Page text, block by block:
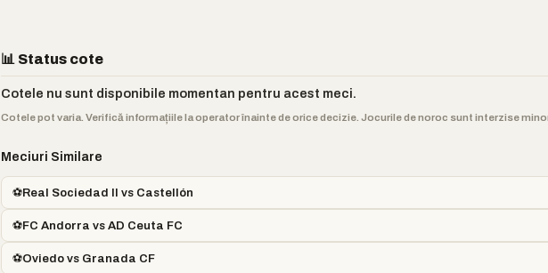
📊 Status cote
Cotele nu sunt disponibile momentan pentru acest meci.
Cotele pot varia. Verifică informațiile la operator înainte de orice decizie. Jocurile de noroc sunt interzise
Meciuri Similare
⚽Real Sociedad II vs Castellón
⚽FC Andorra vs AD Ceuta FC
⚽Oviedo vs Granada CF